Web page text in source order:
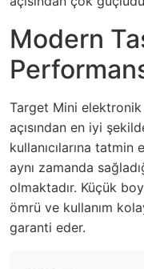
Modern
Target Mini
açısından en iyi
kullanıcılarına
aynı zamanda
olmaktadır. Küçük
ömrü ve kullanım
garanti eder.